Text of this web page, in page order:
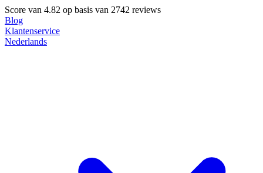
Score van 4.82 op basis van 2742 reviews
Blog
Klantenservice
Nederlands